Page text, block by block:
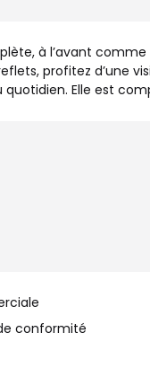
à l’avant comme
profitez d’une
Elle est
conformité